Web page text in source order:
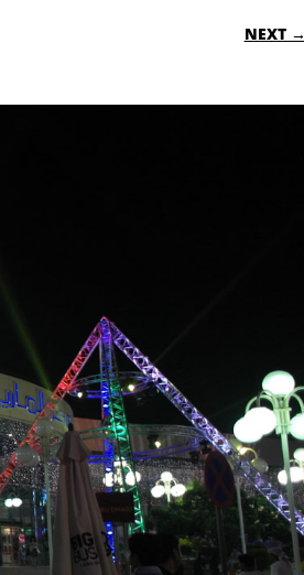
NEXT →